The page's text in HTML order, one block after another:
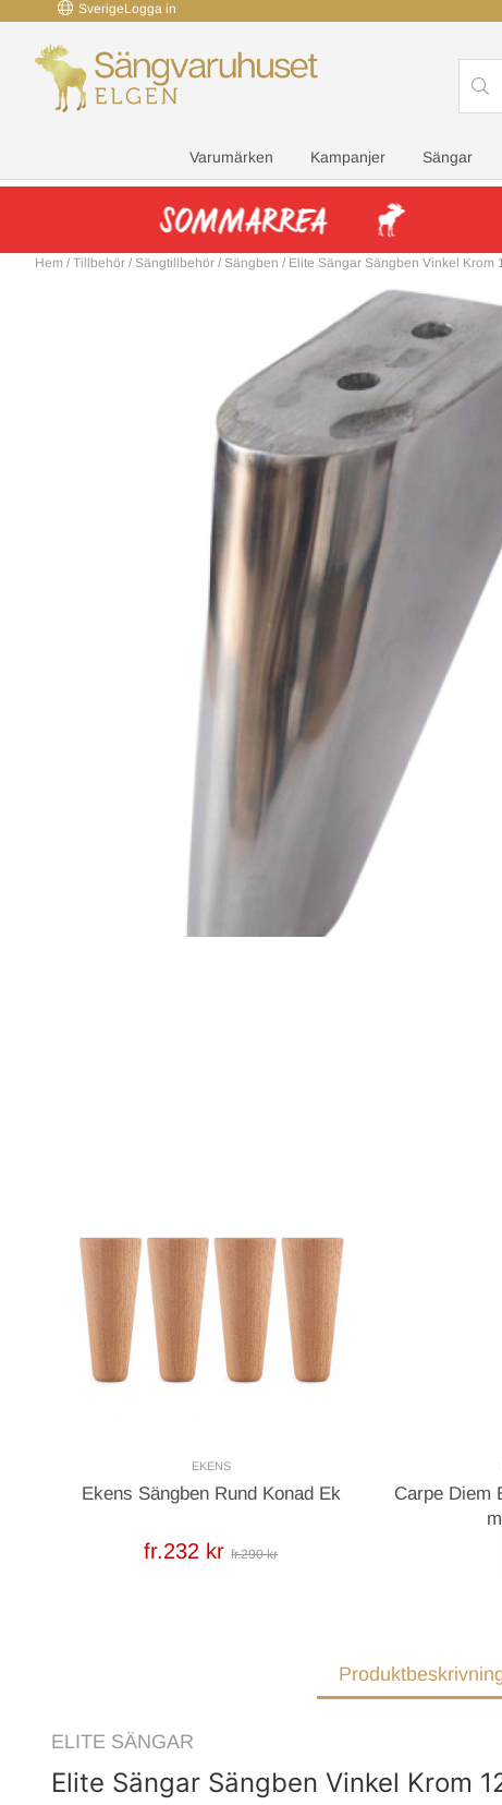
SverigeLogga in
Varumärken Kampanjer Sängar
Hem / Tillbehör / Sängtillbehör / Sängben / Elite Sängar Sängben Vinkel Krom
EKENS
Ekens Sängben Rund Konad Ek
fr.232 kr fr.290 kr
Carpe Diem
ELITE SÄNGAR
Elite Sängar Sängben Vinkel Krom